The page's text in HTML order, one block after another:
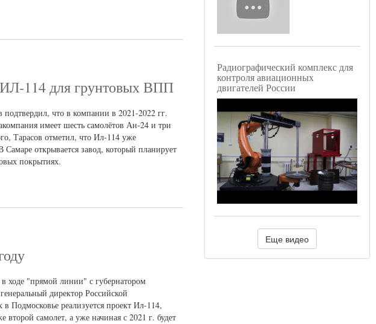
114 для грунтовых ВПП
что в компании в 2021-2022 гг.
имеет шесть самолётов Ан-24 и три
Тарасов отметил, что Ил-114 уже
открывается завод, который планирует
покрытиях.
ходе "прямой линии" с губернатором
директор Российской
Подмосковье реализуется проект Ил-114,
самолет, а уже начиная с 2021 г. будет
Радиографический комплекс для
контроля авиационных
двигателей России
Еще видео